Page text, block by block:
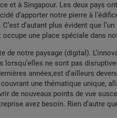
et à Singapour. Les deux pays
d’apporter notre pierre à
d’autant plus évident que l’un
une place spéciale dans
de notre paysage (digital).
lorsqu’elles ne sont pas
années,est d’ailleurs
une thématique unique,
de nouveaux points de vue
avez besoin. Rien d’autre